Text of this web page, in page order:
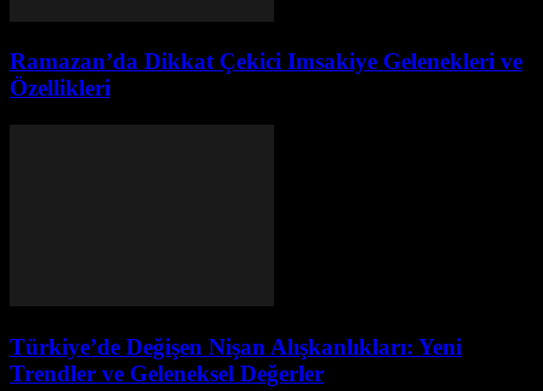
Ramazan’da Dikkat Çekici Imsakiye Gelenekleri ve
Özellikleri
Türkiye’de Değişen Nişan Alışkanlıkları: Yeni
Trendler ve Geleneksel Değerler